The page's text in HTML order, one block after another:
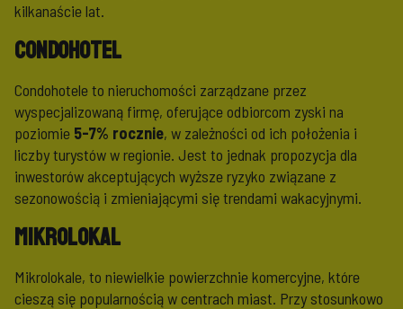
kilkanaście lat.
Condohotel
Condohotele to nieruchomości zarządzane przez
wyspecjalizowaną firmę, oferujące odbiorcom zyski na
poziomie 5-7% rocznie, w zależności od ich położenia i
liczby turystów w regionie. Jest to jednak propozycja dla
inwestorów akceptujących wyższe ryzyko związane z
sezonowością i zmieniającymi się trendami wakacyjnymi.
Mikrolokal
Mikrolokale, to niewielkie powierzchnie komercyjne, które
cieszą się popularnością w centrach miast. Przy stosunkowo